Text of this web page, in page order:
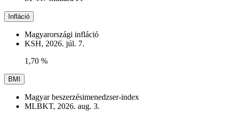
Infláció
Magyarországi infláció
KSH, 2026. júl. 7.
1,70 %
BMI
Magyar beszerzésimenedzser-index
MLBKT, 2026. aug. 3.